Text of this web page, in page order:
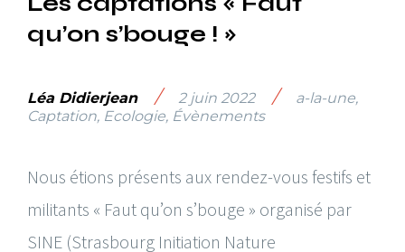
qu’on s’bouge ! »
Léa Didierjean / 2 juin 2022 / a-la-une,
Captation, Ecologie, Évènements
Nous étions présents aux rendez-vous festifs et
militants « Faut qu’on s’bouge » organisé par
SINE (Strasbourg Initiation Nature